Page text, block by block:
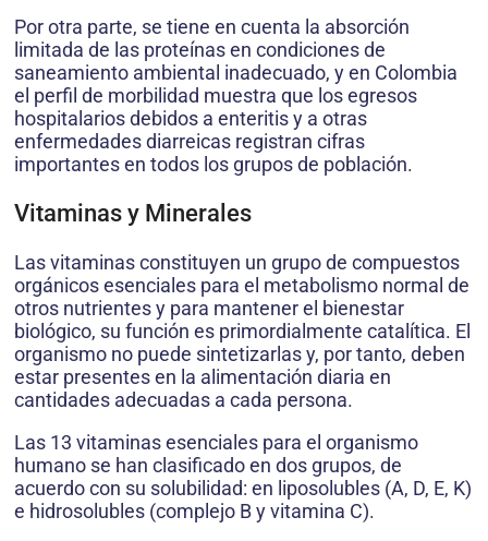
Por otra parte, se tiene en cuenta la absorción
limitada de las proteínas en condiciones de
saneamiento ambiental inadecuado, y en Colombia
el perfil de morbilidad muestra que los egresos
hospitalarios debidos a enteritis y a otras
enfermedades diarreicas registran cifras
importantes en todos los grupos de población.
Vitaminas y Minerales
Las vitaminas constituyen un grupo de compuestos
orgánicos esenciales para el metabolismo normal de
otros nutrientes y para mantener el bienestar
biológico, su función es primordialmente catalítica. El
organismo no puede sintetizarlas y, por tanto, deben
estar presentes en la alimentación diaria en
cantidades adecuadas a cada persona.
Las 13 vitaminas esenciales para el organismo
humano se han clasificado en dos grupos, de
acuerdo con su solubilidad: en liposolubles (A, D, E, K)
e hidrosolubles (complejo B y vitamina C).